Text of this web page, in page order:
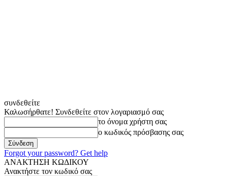
συνδεθείτε
Καλωσήρθατε! Συνδεθείτε στον λογαριασμό σας
το όνομα χρήστη σας
ο κωδικός πρόσβασης σας
Forgot your password? Get help
ΑΝΑΚΤΗΣΗ ΚΩΔΙΚΟΥ
Ανακτήστε τον κωδικό σας